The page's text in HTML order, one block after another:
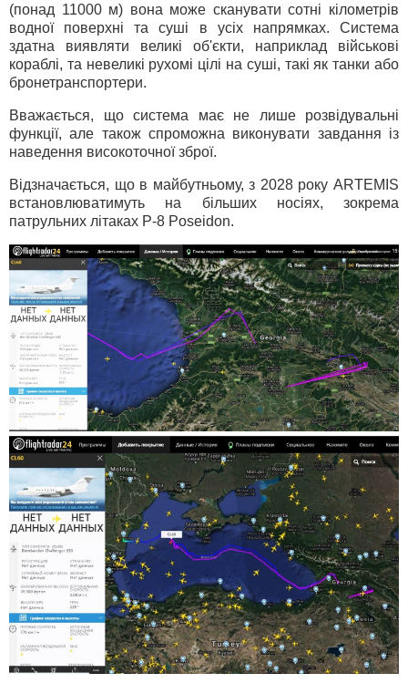
(понад 11000 м) вона може сканувати сотні кілометрів
водної поверхні та суші в усіх напрямках. Система
здатна виявляти великі об'єкти, наприклад військові
кораблі, та невеликі рухомі цілі на суші, такі як танки або
бронетранспортери.
Вважається, що система має не лише розвідувальні
функції, але також спроможна виконувати завдання із
наведення високоточної зброї.
Відзначається, що в майбутньому, з 2028 року ARTEMIS
встановлюватимуть на більших носіях, зокрема
патрульних літаках P-8 Poseidon.